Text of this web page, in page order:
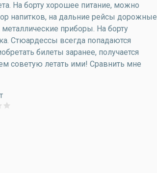
На борту хорошее питание, можно
напитков, на дальние рейсы дорожные
приборы. На борту
Стюардессы всегда попадаются
билеты заранее, получается
советую летать ими! Сравнить мне